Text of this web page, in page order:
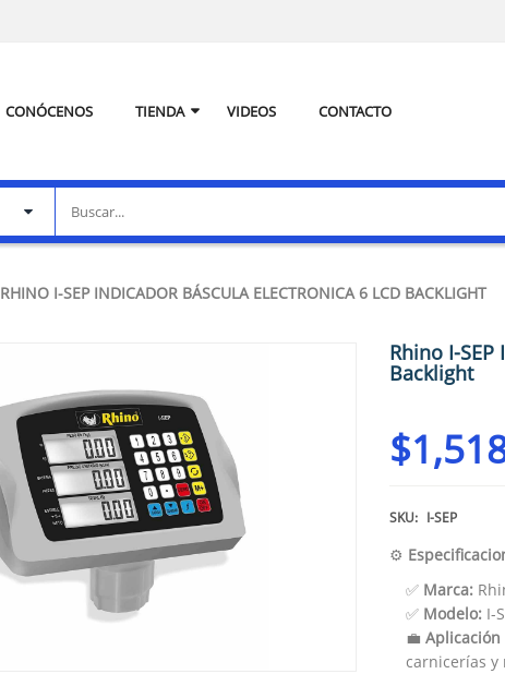
CONÓCENOS TIENDA VIDEOS CONTACTO
RHINO I-SEP INDICADOR BÁSCULA ELECTRONICA 6 LCD BACKLIGHT
Rhino I-
Backlight
$
SKU: I-SEP
⚙️
✅ Marca:
✅ Modelo:I-
💼
carnicerías y